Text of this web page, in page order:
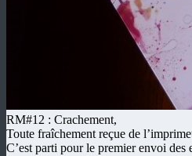
RM#12 : Crachement,
Toute fraîchement reçue de
C’est parti pour le premier envoi des